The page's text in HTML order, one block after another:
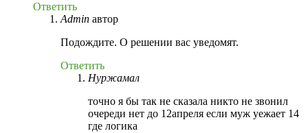
Ответить
Admin автор
Подождите. О решении вас уведомят.
Ответить
Нуржамал
точно я бы так не сказала никто не звонил
очереди нет до 12апреля если муж уежает 14
где логика